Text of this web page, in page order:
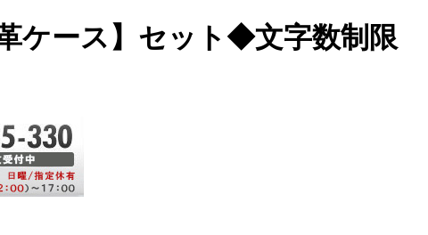
ケース】セット◆文字数制限